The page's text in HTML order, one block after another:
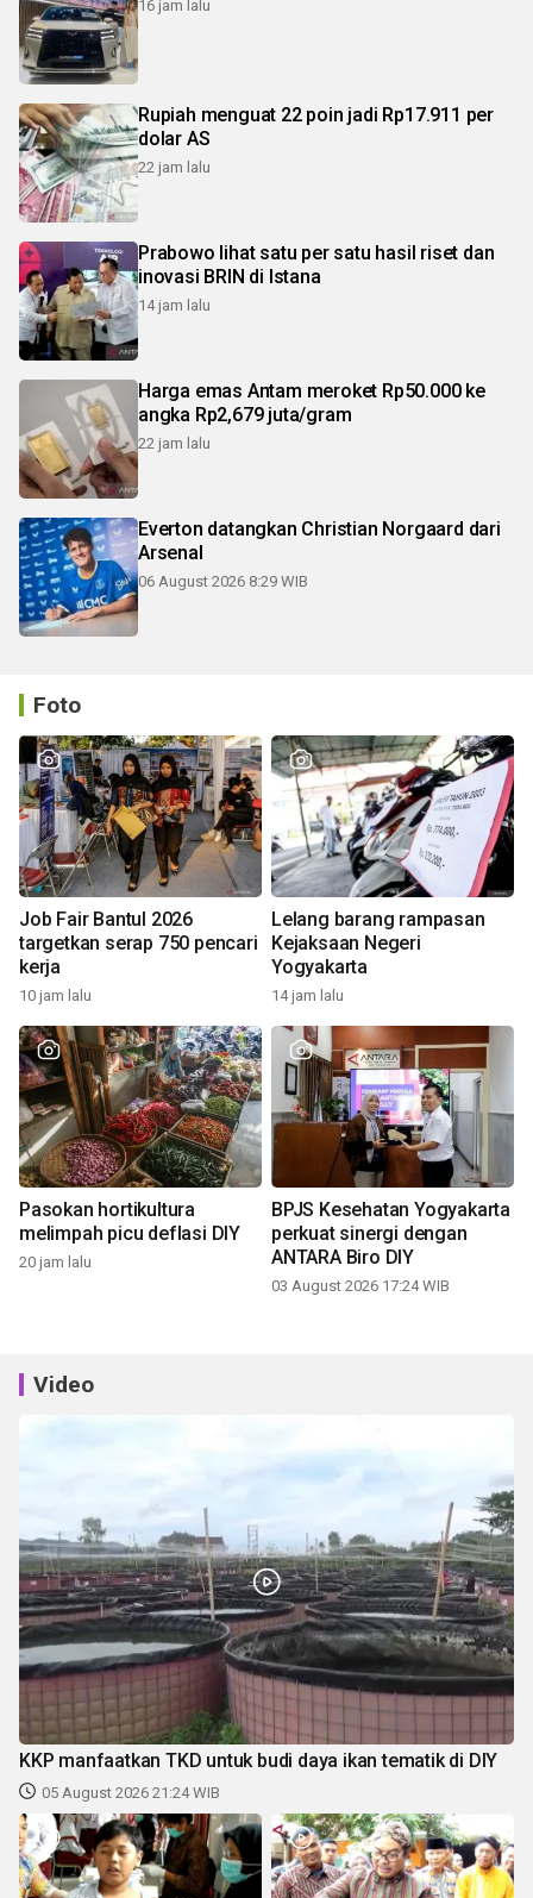
16 jam lalu
Rupiah menguat 22 poin jadi Rp17.911 per
dolar AS
22 jam lalu
Prabowo lihat satu per satu hasil riset dan
inovasi BRIN di Istana
14 jam lalu
Harga emas Antam meroket Rp50.000 ke
angka Rp2,679 juta/gram
22 jam lalu
Everton datangkan Christian Norgaard dari
Arsenal
06 August 2026 8:29 WIB
Foto
Job Fair Bantul 2026
targetkan serap 750 pencari
kerja
10 jam lalu
Lelang barang rampasan
Kejaksaan Negeri
Yogyakarta
14 jam lalu
Pasokan hortikultura
melimpah picu deflasi DIY
20 jam lalu
BPJS Kesehatan Yogyakarta
perkuat sinergi dengan
ANTARA Biro DIY
03 August 2026 17:24 WIB
Video
KKP manfaatkan TKD untuk budi daya ikan tematik di DIY
05 August 2026 21:24 WIB